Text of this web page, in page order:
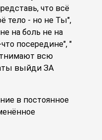
что всё
тело - но не Ты",
на боль не на
посередине", "
всю
выйди ЗА
в постоянное